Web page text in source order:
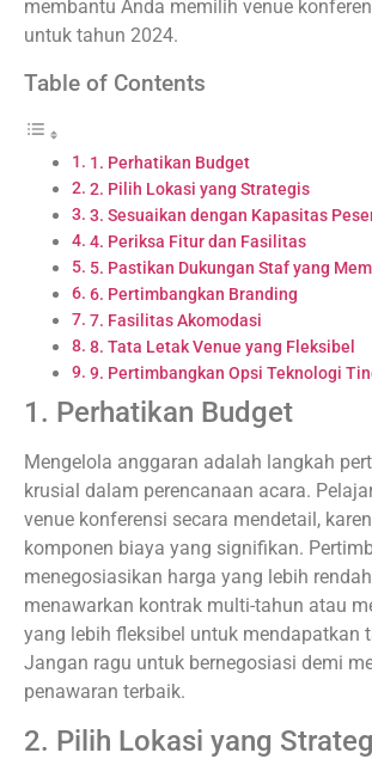
membantu Anda memilih venue
untuk tahun 2024.
Table of Contents
1. Perhatikan Budget
2. Pilih Lokasi yang Strategis
3. Sesuaikan dengan Kapasitas
4. Periksa Fitur dan Fasilitas
5. Pastikan Dukungan Staf yang
6. Pertimbangkan Branding
7. Fasilitas Akomodasi
8. Tata Letak Venue yang Fleksibel
9. Pertimbangkan Opsi Teknologi
1. Perhatikan Budget
Mengelola anggaran adalah langkah
krusial dalam perencanaan acara.
venue konferensi secara mendetail,
komponen biaya yang signifikan.
menegosiasikan harga yang lebih
menawarkan kontrak multi-tahun atau
yang lebih fleksibel untuk mendapatkan
Jangan ragu untuk bernegosiasi demi
penawaran terbaik.
2. Pilih Lokasi yang